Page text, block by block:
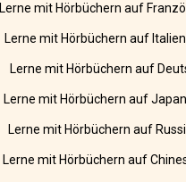
Lerne mit Hörbüchern auf
Lerne mit Hörbüchern auf
Lerne mit Hörbüchern auf
Lerne mit Hörbüchern auf
Lerne mit Hörbüchern auf
Lerne mit Hörbüchern auf